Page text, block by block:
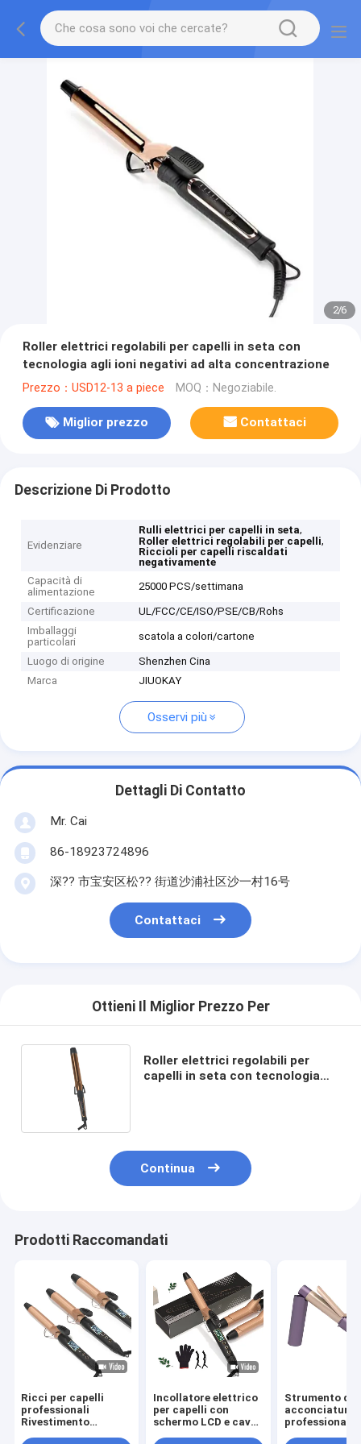
2/6
Roller elettrici regolabili per capelli in seta con
tecnologia agli ioni negativi ad alta concentrazione
Prezzo：USD12-13 a piece MOQ：Negoziabile.
Miglior prezzo Contattaci
Descrizione Di Prodotto
Evidenziare
Rulli elettrici per capelli in seta,
Roller elettrici regolabili per capelli,
Riccioli per capelli riscaldati
negativamente
Capacità di
alimentazione
25000 PCS/settimana
Certificazione
UL/FCC/CE/ISO/PSE/CB/Rohs
Imballaggi
particolari
scatola a colori/cartone
Luogo di origine
Shenzhen Cina
Marca
JIUOKAY
Osservi più
Dettagli Di Contatto
Mr. Cai
86-18923724896
深?? 市宝安区松?? 街道沙浦社区沙一村16号
Contattaci
Ottieni Il Miglior Prezzo Per
Roller elettrici regolabili per
capelli in seta con tecnologia
Continua
Prodotti Raccomandati
Ricci per capelli
professionali
Rivestimento
Incollatore elettrico
per capelli con
schermo LCD e cavo
Strumento di
acconciatura
professionale